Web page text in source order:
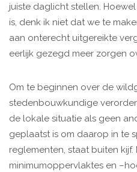
juiste daglicht stellen.
is, denk ik niet dat we te
aan onterecht uitgereikte
eerlijk gezegd meer zorgen
Om te beginnen over de
stedenbouwkundige
de lokale situatie als geen
geplaatst is om daarop in te
reglementen, staat buiten kijf.
minimumoppervlaktes en